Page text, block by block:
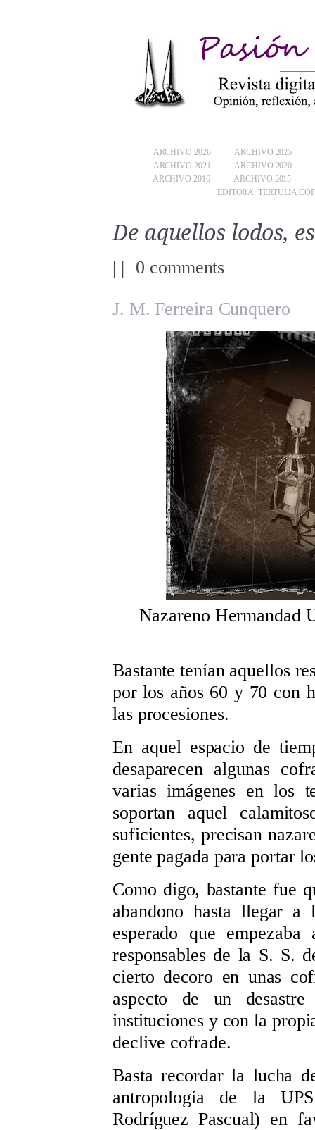
ARCHIVO 2026
ARCHIVO 2025
ARCHIVO 2021
ARCHIVO 2020
ARCHIVO 2016
ARCHIVO 2015
EDITORA: TERTULIA
De aquellos lodos,
| | 0 comments
J. M. Ferreira Cunquero
Nazareno Hermandad
Bastante tenían aquellos
por los años 60 y 70 con
las procesiones.
En aquel espacio de
desaparecen algunas
varias imágenes en los
soportan aquel
suficientes, precisan
gente pagada para portar
Como digo, bastante fue
abandono hasta llegar a
esperado que
responsables de la S. S.
cierto decoro en unas
aspecto de un
instituciones y con la
declive cofrade.
Basta recordar la lucha
antropología de la
Rodríguez Pascual) en